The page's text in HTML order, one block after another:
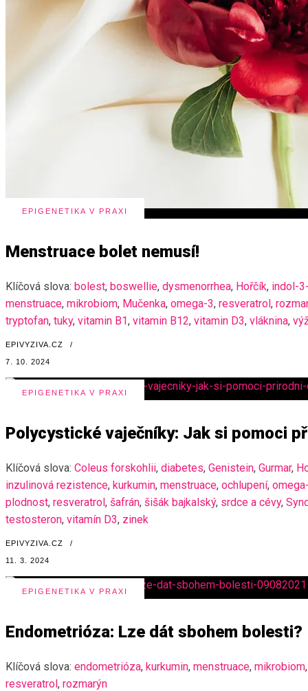
EPIGENETIKA V PRAXI
Menstruace bolet nemusí!
Klíčová slova: bolest, boswellie, dysmenorrhea, Hořčík, indol-
menstruace, mikrobiom, Mučenka, omega-3, resveratrol,
tryptofan, tuky, vitamin B1, vitamin B12, vitamin D3, vláknina,
EPIVYZIVA.CZ /
7. 10. 2024
EPIGENETIKA V PRAXI
Polycystické vaječníky: Jak si pomoci
Klíčová slova: Coleus forskohlii, diabetes, Genistein, Gurmar,
inzulinová rezistence, kurkumin, menstruace, ochlupení,
plodnost, resveratrol, šafrán, šišák bajkalský, srdce a cévy,
testosteron, vitamín D3, zinek
EPIVYZIVA.CZ /
11. 3. 2024
EPIGENETIKA V PRAXI
Endometrióza: Lze dát sbohem bolesti?
Klíčová slova: endometrióza, kurkumin, menstruace, mikrobiom,
resveratrol, rozmarýn